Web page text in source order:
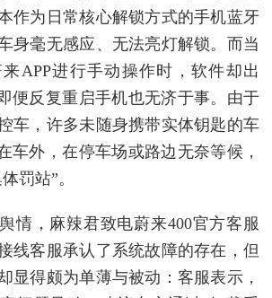
作为日常核心解锁方式的手机蓝牙
身毫无感应、无法亮灯解锁。而当
APP进行手动操作时，软件却出
便反复重启手机也无济于事。由于
车，许多未随身携带实体钥匙的车
车外，在停车场或路边无奈等候，
罚站”。
情，麻辣君致电蔚来400官方客服
线客服承认了系统故障的存在，但
显得颇为单薄与被动：客服表示，